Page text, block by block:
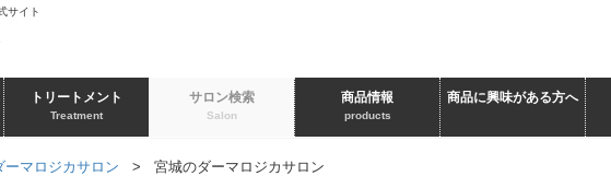
サイト
トリートメント
Treatment
サロン検索
Salon
商品情報
products
商品に興味がある方へ
ーマロジカサロン > 宮城のダーマロジカサロン